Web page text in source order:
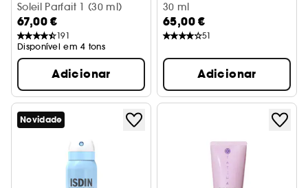
Soleil Parfait 1 (30 ml)
67,00 €
191
Disponível em 4 tons
Adicionar
Bronzeado dourado natural
30 ml
65,00 €
51
Adicionar
Novidade